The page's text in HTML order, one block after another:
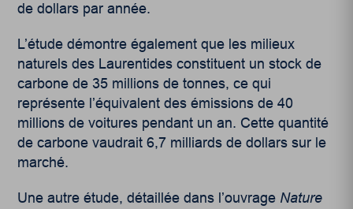
de dollars par année.
L’étude démontre également que les milieux
naturels des Laurentides constituent un stock de
carbone de 35 millions de tonnes, ce qui
représente l’équivalent des émissions de 40
millions de voitures pendant un an. Cette quantité
de carbone vaudrait 6,7 milliards de dollars sur le
marché.
Une autre étude, détaillée dans l’ouvrage Nature